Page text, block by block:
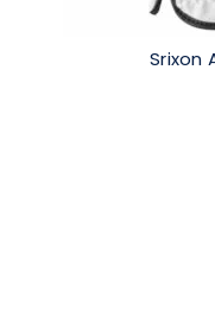
Srixon